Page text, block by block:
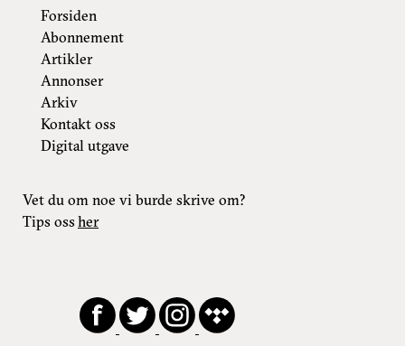
Forsiden
Abonnement
Artikler
Annonser
Arkiv
Kontakt oss
Digital utgave
Vet du om noe vi burde skrive om?
Tips ossher